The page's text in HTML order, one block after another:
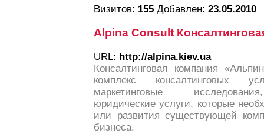
Визитов: 155 Добавлен: 23.05.2010
Alpina Consult
URL: http://alpina.kiev.ua
Консалтинговая компания
комплекс консалтинговых
маркетинговые
юридические услуги, которые
или развития существующей
бизнеса.